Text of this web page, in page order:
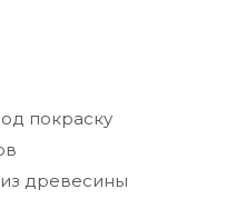
покраску
древесины